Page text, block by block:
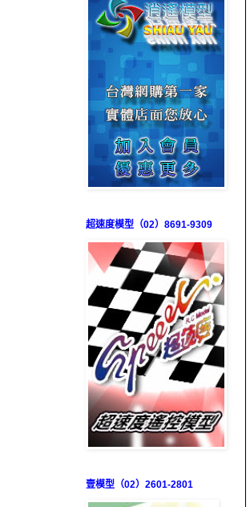
超速度模型（02）8691-9309
壹模型（02）2601-2801